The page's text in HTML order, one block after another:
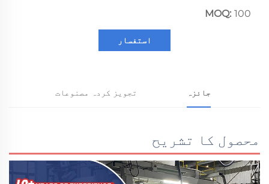
MOQ: 100
استفسار
جائزہ تجویز کردہ مصنوعات
محصول کا تشریح